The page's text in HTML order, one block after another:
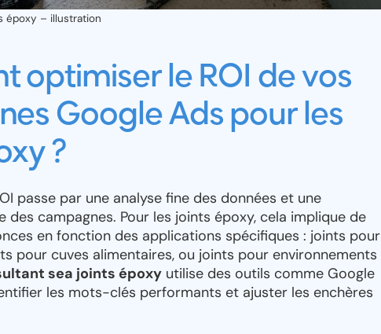
époxy – illustration
optimiser le ROI de vos
Google Ads pour les
?
passe par une analyse fine des données et une
des campagnes. Pour les joints époxy, cela implique de
en fonction des applications spécifiques : joints pour
pour cuves alimentaires, ou joints pour environnements
sea joints époxy utilise des outils comme Google
les mots-clés performants et ajuster les enchères